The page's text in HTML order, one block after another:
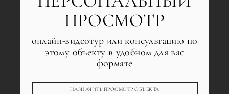
ПРОСМОТР
онлайн-видеотур или консультацию по
этому объекту в удобном для вас
формате
НАЗНАЧИТЬ ПРОСМОТР ОБЪЕКТА